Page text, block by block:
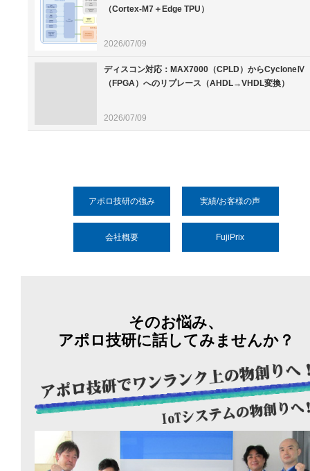
（Cortex-M7＋Edge TPU）
2026/07/09
ディスコン対応：MAX7000（CPLD）からCycloneⅣ
（FPGA）へのリプレース（AHDL→VHDL変換）
2026/07/09
アポロ技研の強み 実績/お客様の声
会社概要 FujiPrix
そのお悩み、
アポロ技研に話してみませんか？